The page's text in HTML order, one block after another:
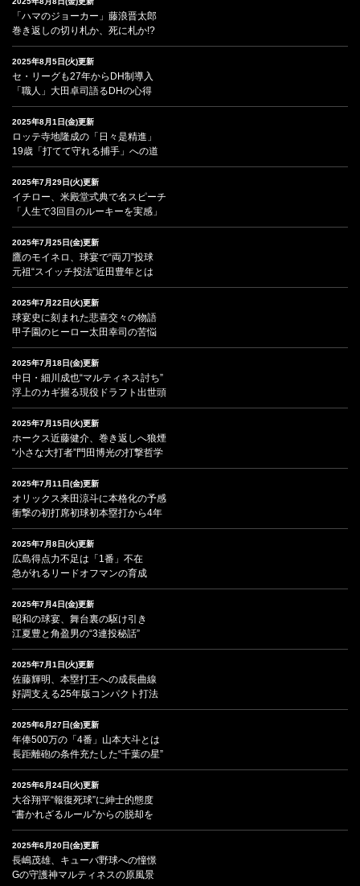
「ハマのジョーカー」藤浪晋太郎
巻き返しの切り札か、死に札か!?
2025年8月5日(火)更新
セ・リーグも27年からDH制導入
「職人」大田卓司語るDHの心得
2025年8月1日(金)更新
ロッテ寺地隆成の「日々是精進」
19歳「打てて守れる捕手」への道
2025年7月29日(火)更新
イチロー、米殿堂式典で名スピーチ
「人生で3回目のルーキーを実感」
2025年7月25日(金)更新
鷹のモイネロ、球宴で“両刀”投球
元祖“スイッチ投法”近田豊年とは
2025年7月22日(火)更新
球宴史に刻まれた悲喜交々の物語
甲子園のヒーロー太田幸司の苦悩
2025年7月18日(金)更新
中日・細川成也“マルティネス討ち”
浮上のカギ握る現役ドラフト出世頭
2025年7月15日(火)更新
ホークス近藤健介、巻き返しへ狼煙
“小さな大打者”門田博光の打撃哲学
2025年7月11日(金)更新
オリックス来田涼斗に本格化の予感
衝撃の初打席初球初本塁打から4年
2025年7月8日(火)更新
広島得点力不足は「1番」不在
急がれるリードオフマンの育成
2025年7月4日(金)更新
昭和の球宴、舞台裏の駆け引き
江夏豊と角盈男の“3連投秘話”
2025年7月1日(火)更新
佐藤輝明、本塁打王への成長曲線
好調支える25年版コンパクト打法
2025年6月27日(金)更新
年俸500万の「4番」山本大斗とは
長距離砲の条件充たした“千葉の星”
2025年6月24日(火)更新
大谷翔平“報復死球”に紳士的態度
“書かれざるルール”からの脱却を
2025年6月20日(金)更新
長嶋茂雄、キューバ野球への憧憬
Gの守護神マルティネスの原風景